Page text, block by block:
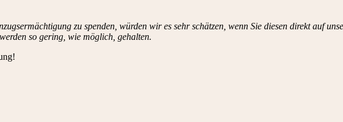
zu spenden, würden wir es sehr schätzen, wenn Sie diesen direkt auf
so gering, wie möglich, gehalten.